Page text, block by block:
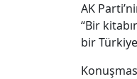
AK
“Bir
bir